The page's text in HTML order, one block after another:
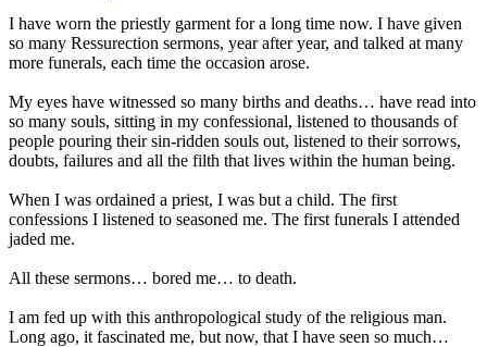
I have worn the priestly garment for a long time now. I have given
so many Ressurection sermons, year after year, and talked at many
more funerals, each time the occasion arose.
My eyes have witnessed so many births and deaths… have read into
so many souls, sitting in my confessional, listened to thousands of
people pouring their sin-ridden souls out, listened to their sorrows,
doubts, failures and all the filth that lives within the human being.
When I was ordained a priest, I was but a child. The first
confessions I listened to seasoned me. The first funerals I attended
jaded me.
All these sermons… bored me… to death.
I am fed up with this anthropological study of the religious man.
Long ago, it fascinated me, but now, that I have seen so much…